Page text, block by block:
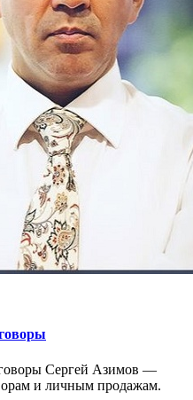
Сергей Азимов —
и личным продажам.